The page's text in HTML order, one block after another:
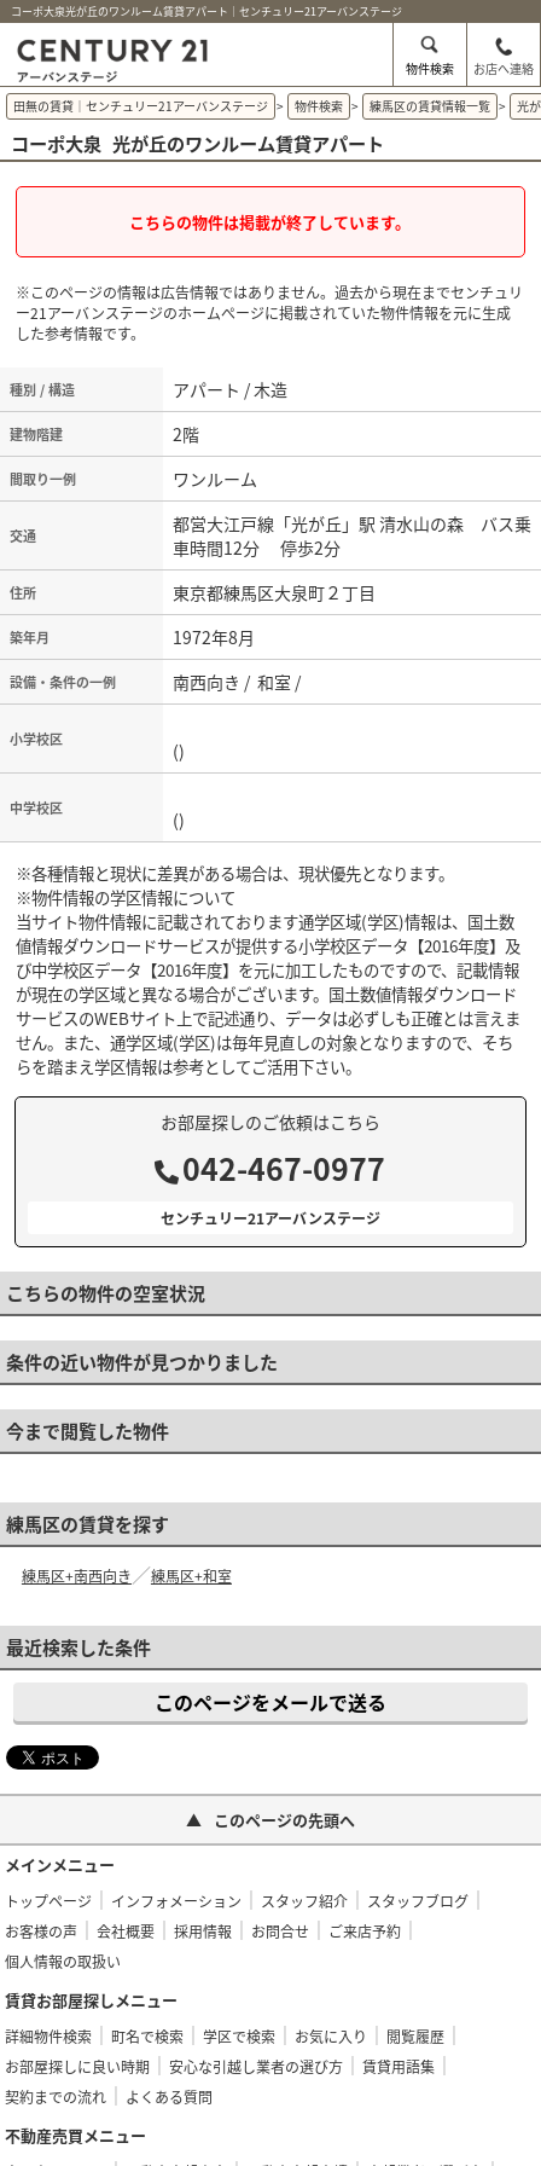
コーポ大泉光が丘のワンルーム賃貸アパート｜センチュリー21アーバンステージ
物件検索 お店へ連絡
田無の賃貸｜センチュリー21アーバンステージ > 物件検索 > 練馬区の賃貸情報一覧 > 光
コーポ大泉 光が丘のワンルーム賃貸アパート
こちらの物件は掲載が終了しています。
※このページの情報は広告情報ではありません。過去から現在までセンチュリ
ー21アーバンステージのホームぺージに掲載されていた物件情報を元に生成
した参考情報です。
種別 / 構造 アパート / 木造
建物階建 2階
間取り一例 ワンルーム
交通
都営大江戸線「光が丘」駅 清水山の森 バス乗
車時間12分 停歩2分
住所 東京都練馬区大泉町２丁目
築年月 1972年8月
設備・条件の一例 南西向き / 和室 /
小学校区 ()
中学校区 ()
※各種情報と現状に差異がある場合は、現状優先となります。
※物件情報の学区情報について
当サイト物件情報に記載されております通学区域(学区)情報は、国土数
値情報ダウンロードサービスが提供する小学校区データ【2016年度】及
び中学校区データ【2016年度】を元に加工したものですので、記載情報
が現在の学区域と異なる場合がございます。国土数値情報ダウンロード
サービスのWEBサイト上で記述通り、データは必ずしも正確とは言えま
せん。また、通学区域(学区)は毎年見直しの対象となりますので、そち
らを踏まえ学区情報は参考としてご活用下さい。
お部屋探しのご依頼はこちら
042-467-0977
センチュリー21アーバンステージ
こちらの物件の空室状況
条件の近い物件が見つかりました
今まで閲覧した物件
練馬区の賃貸を探す
練馬区+南西向き 練馬区+和室
最近検索した条件
このページをメールで送る
このページの先頭へ
メインメニュー
トップページ インフォメーション スタッフ紹介
スタッフブログ
お客様の声
会社概要 採用情報 お問合せ
ご来店予約
個人情報の取扱い
賃貸お部屋探しメニュー
詳細物件検索 町名で検索 学区で検索 お気に入り
閲覧履歴
お部屋探しに良い時期
安心な引越し業者の選び方
賃貸用語集
契約までの流れ
よくある質問
不動産売買メニュー